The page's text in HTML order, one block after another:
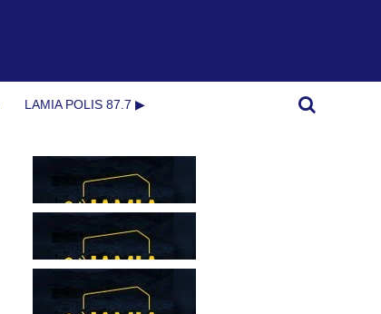
LAMIA POLIS 87.7 ▶︎